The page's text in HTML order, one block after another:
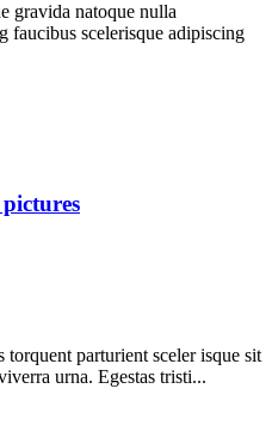
gravida natoque nulla
faucibus scelerisque adipiscing
parturient sceler isque sit
urna. Egestas tristi...